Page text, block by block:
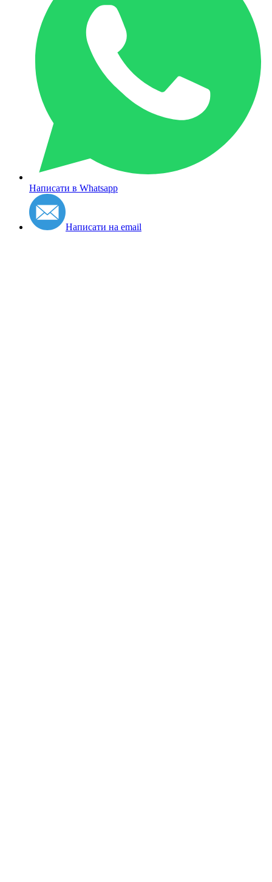
Написати в Whatsapp
Написати на email